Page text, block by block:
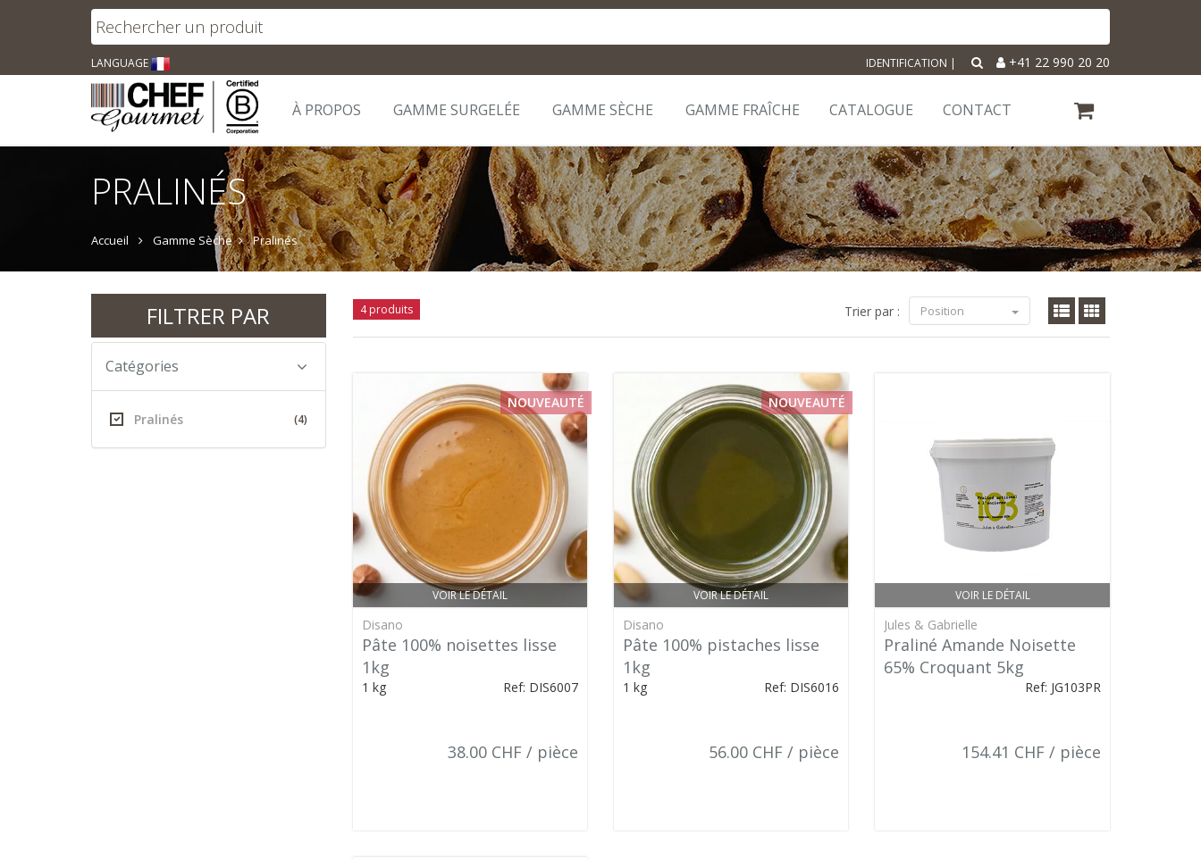
LANGUAGE +41 22 990 20 20
IDENTIFICATION |
À PROPOS GAMME SURGELÉE GAMME SÈCHE GAMME FRAÎCHE CATALOGUE CONTACT
PRALINÉS
Accueil Gamme Sèche Pralinés
FILTRER PAR
Catégories
Pralinés (4)
4 produits Trier par : Position
VOIR LE DÉTAIL
NOUVEAUTÉ
Disano
Pâte 100% noisettes lisse
1kg
1 kg Ref: DIS6007
38.00 CHF / pièce
VOIR LE DÉTAIL
NOUVEAUTÉ
Disano
Pâte 100% pistaches lisse
1kg
1 kg Ref: DIS6016
56.00 CHF / pièce
VOIR LE DÉTAIL
Jules & Gabrielle
Praliné Amande Noisette
65% Croquant 5kg
Ref: JG103PR
154.41 CHF / pièce